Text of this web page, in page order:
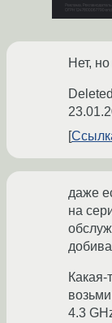
Нет,
Deleted
даже
на
Какая-
4.3